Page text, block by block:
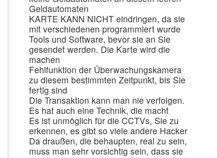
Geldautomaten
KARTE KANN NICHT eindringen, da sie
mit verschiedenen programmiert wurde
Tools und Software, bevor sie an Sie
gesendet werden. Die Karte wird die
machen
Fehlfunktion der Überwachungskamera
zu diesem bestimmten Zeitpunkt, bis Sie
fertig sind
Die Transaktion kann man nie verfolgen.
Es hat auch eine Technik, die macht
Es ist unmöglich für die CCTVs, Sie zu
erkennen, es gibt so viele andere Hacker
Da draußen, die behaupten, real zu sein,
muss man sehr vorsichtig sein, dass sie